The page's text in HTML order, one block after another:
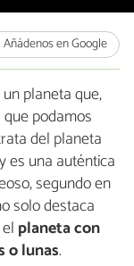
Añádenos en Google
planeta que,
podamos
del planeta
es una auténtica
segundo en
solo destaca
planeta con
o lunas.